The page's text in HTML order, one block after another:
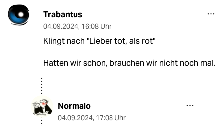
Trabantus
04.09.2024, 16:08 Uhr
Klingt nach "Lieber tot, als rot"
Hatten wir schon, brauchen wir nicht noch mal.
Normalo
04.09.2024, 17:08 Uhr